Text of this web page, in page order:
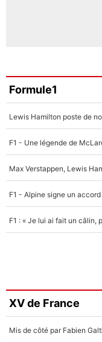
Formule1
XV de France